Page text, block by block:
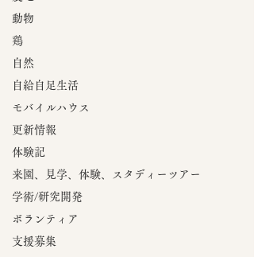
動物
鶏
自然
自給自足生活
モバイルハウス
更新情報
体験記
来園、見学、体験、スタディーツアー
学術/研究開発
ボランティア
支援募集